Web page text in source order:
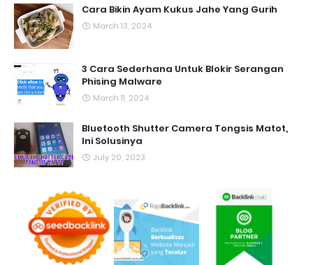
Cara Bikin Ayam Kukus Jahe Yang Gurih
March 13, 2024
3 Cara Sederhana Untuk Blokir Serangan
Phising Malware
March 11, 2024
Bluetooth Shutter Camera Tongsis Matot,
Ini Solusinya
July 20, 2023